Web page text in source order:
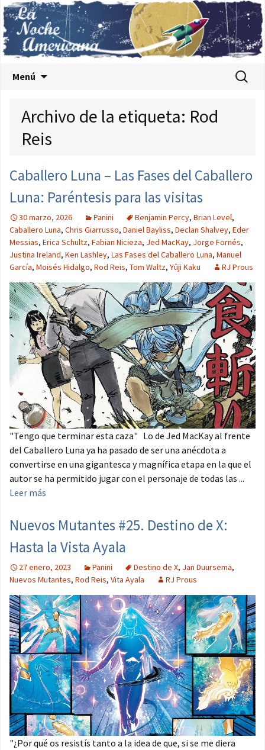
Menú Buscar:
Archivo de la etiqueta: Rod
Reis
Caballero Luna – Las Fases del Caballero
Luna: Paréntesis para las visitas
30 marzo, 2026 Panini Benjamin Percy, Brian Level,
Caballero Luna, Chris Giarrusso, Daniel Bayliss, Declan Shalvey, Eder
Messias, Erica Schultz, Fabian Nicieza, Jed MacKay, Jorge Fornés,
Justina Ireland, Ken Lashley, Las Fases del Caballero Luna, Manuel
García, Moisés Hidalgo, Rod Reis, Tom Waltz, Yûji Kaku RJ Prous
"Tengo que terminar esta caza" Lo de Jed MacKay al frente
del Caballero Luna ya ha pasado de ser una anécdota a
convertirse en una gigantesca y magnífica etapa en la que el
autor se ha permitido jugar con el personaje de todas las ...
Leer más
Nuevos Mutantes #25. Destino de X:
Hasta la Vista Ayala
27 enero, 2023 Panini Destino de X, Jan Duursema,
Nuevos Mutantes, Rod Reis, Vita Ayala RJ Prous
"¿Por qué os resistís tanto a la idea de que, si se me diera